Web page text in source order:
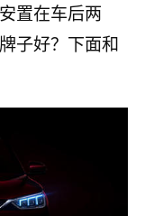
置在车后两
子好？下面和